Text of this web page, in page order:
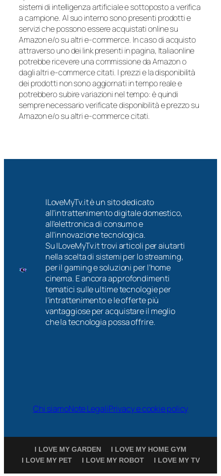
sistemi di intelligenza artificiale e sottoposto a verifica
a campione. Al suo interno sono presenti prodotti e
servizi che possono essere acquistati online su
Amazon e/o su altri e-commerce. In caso di acquisto
attraverso uno dei link presenti in pagina, Italiaonline
potrebbe ricevere una commissione da Amazon o
dagli altri e-commerce citati. I prezzi e la disponibilità
dei prodotti non sono aggiornati in tempo reale e
potrebbero subire variazioni nel tempo: è quindi
sempre necessario verificate disponibilità e prezzo su
Amazon e/o su altri e-commerce citati.
ILoveMyTv.it è un sito dedicato
all’intrattenimento digitale domestico,
all’elettronica di consumo e
all’innovazione tecnologica.
Su ILoveMyTv.it trovi articoli per aiutarti
nella scelta di sistemi per lo streaming,
per il gaming e soluzioni per l’home
cinema. E ancora approfondimenti
tematici sulle ultime tecnologie per
l’intrattenimento e le offerte più
vantaggiose per acquistare il meglio
che la tecnologia possa offrire.
Chi siamoNote LegaliPrivacy e cookie policy
I LOVE MY GARDEN
I LOVE MY HOME GYM
I LOVE MY PET
I LOVE MY ROBOT I LOVE MY TV